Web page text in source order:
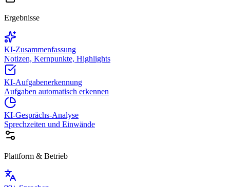
Ergebnisse
KI-Zusammenfassung
Notizen, Kernpunkte, Highlights
KI-Aufgabenerkennung
Aufgaben automatisch erkennen
KI-Gesprächs-Analyse
Sprechzeiten und Einwände
Plattform & Betrieb